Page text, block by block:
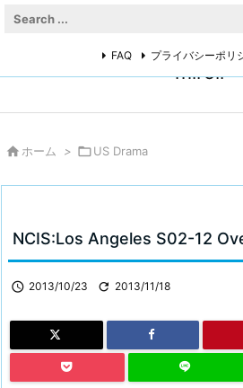
miroir
FAQ プライバシーポリ
 ホーム > US Drama
NCIS:Los Angeles S02-12
 2013/10/23  2013/11/18